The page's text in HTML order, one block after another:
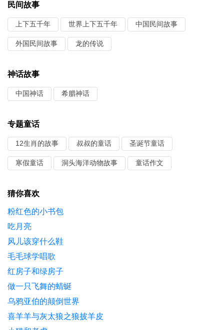
民间故事
上下五千年 世界上下五千年 中国民间故事
外国民间故事 龙的传说
神话故事
中国神话 希腊神话
专题童话
12生肖的故事 叔叔的童话 圣诞节童话
寒假童话 洞头海洋动物故事 童话作文
猜你喜欢
粉红色的小书包
吃月亮
风儿该穿什么鞋
毛毛球学唱歌
红房子和绿房子
做一只飞舞的蜻蜒
乌鸦亚伯的颠倒世界
喜羊羊与灰太狼之狼披羊皮